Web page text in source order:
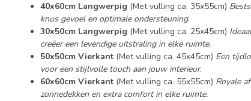
40x60cm Langwerpig (Met vulling ca. 35x55cm)
knus gevoel en optimale ondersteuning.
30x50cm Langwerpig (Met vulling ca. 25x45cm)
creëer een levendige uitstraling in elke ruimte.
50x50cm Vierkant (Met vulling ca. 45x45cm) Een
voor een stijlvolle touch aan jouw interieur.
60x60cm Vierkant (Met vulling ca. 55x55cm) Royale
zonnedekken en extra comfort in elke ruimte.